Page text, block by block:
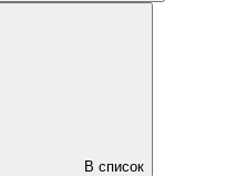
В список